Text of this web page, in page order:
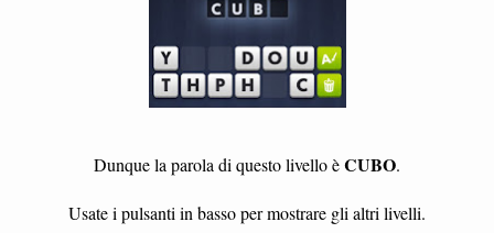
Dunque la parola di questo livello èCUBO.
Usate i pulsanti in basso per mostrare gli altri livelli.